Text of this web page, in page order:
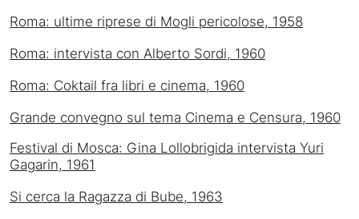
Roma: ultime riprese di Mogli pericolose, 1958
Roma: intervista con Alberto Sordi, 1960
Roma: Coktail fra libri e cinema, 1960
Grande convegno sul tema Cinema e Censura, 1960
Festival di Mosca: Gina Lollobrigida intervista Yuri
Gagarin, 1961
Si cerca la Ragazza di Bube, 1963